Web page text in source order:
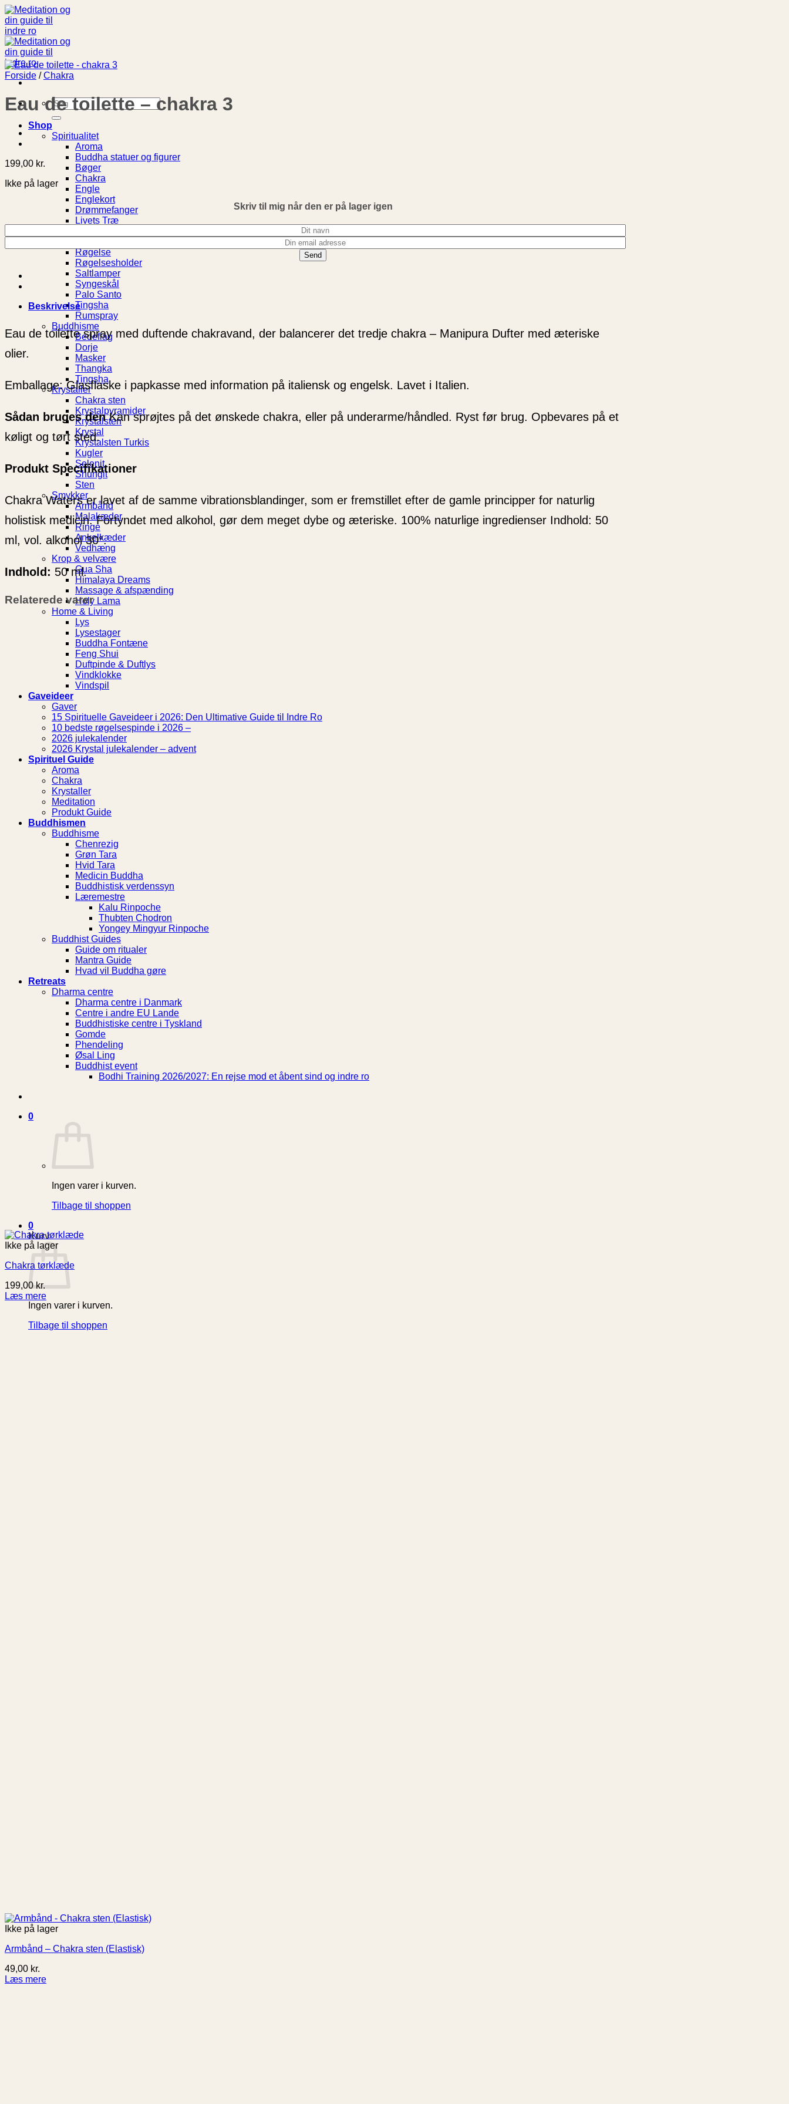
Fortsæt
til
indhold
Søg
efter:
Shop
Spiritualitet
Aroma
Buddha statuer og figurer
Bøger
Chakra
Engle
Englekort
Drømmefanger
Livets Træ
Røgelse
Røgelsesholder
Saltlamper
Syngeskål
Palo Santo
Tingsha
Rumspray
Buddhisme
Bedeflag
Dorje
Masker
Thangka
Tingsha
Krystaller
Chakra sten
Krystalpyramider
Krystalsten
Krystal
Krystalsten Turkis
Kugler
Selenit
Shungit
Sten
Smykker
Armbånd
Malakæder
Ringe
Ankelkæder
Vedhæng
Krop & velvære
Gua Sha
Himalaya Dreams
Massage & afspænding
Holy Lama
Home & Living
Lys
Lysestager
Buddha Fontæne
Feng Shui
Duftpinde & Duftlys
Vindklokke
Vindspil
Gaveideer
Gaver
15 Spirituelle Gaveideer i 2026: Den Ultimative Guide til Indre Ro
10 bedste røgelsespinde i 2026 –
2026 julekalender
2026 Krystal julekalender – advent
Spirituel Guide
Aroma
Chakra
Krystaller
Meditation
Produkt Guide
Buddhismen
Buddhisme
Chenrezig
Grøn Tara
Hvid Tara
Medicin Buddha
Buddhistisk verdenssyn
Læremestre
Kalu Rinpoche
Thubten Chodron
Yongey Mingyur Rinpoche
Buddhist Guides
Guide om ritualer
Mantra Guide
Hvad vil Buddha gøre
Retreats
Dharma centre
Dharma centre i Danmark
Centre i andre EU Lande
Buddhistiske centre i Tyskland
Gomde
Phendeling
Øsal Ling
Buddhist event
Bodhi Training 2026/2027: En rejse mod et åbent sind og indre ro
0
Ingen varer i kurven.
Tilbage til shoppen
0
Kurv
Ingen varer i kurven.
Tilbage til shoppen
Forside / Chakra
Eau de toilette – chakra 3
199,00 kr.
Ikke på lager
Skriv til mig når den er på lager igen
Beskrivelse
Eau de toilette spray med duftende chakravand, der balancerer det tredje chakra – Manipura Dufter med æteriske
olier.
Emballage: Glasflaske i papkasse med information på italiensk og engelsk. Lavet i Italien.
Sådan bruges denKan sprøjtes på det ønskede chakra, eller på underarme/håndled. Ryst før brug. Opbevares på et
køligt og tørt sted.
Produkt Specifikationer
Chakra Waters er lavet af de samme vibrationsblandinger, som er fremstillet efter de gamle principper for naturlig
holistisk medicin. Fortyndet med alkohol, gør dem meget dybe og æteriske. 100% naturlige ingredienser Indhold: 50
ml, vol. alkohol 30°.
Indhold: 50 ml.
Relaterede varer
Ikke på lager
Chakra tørklæde
199,00kr.
Læs mere
Ikke på lager
Armbånd – Chakra sten (Elastisk)
49,00 kr.
Læs mere